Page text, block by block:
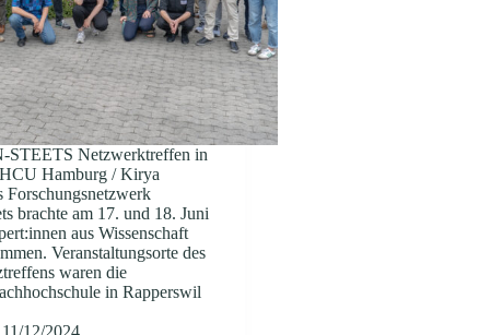
Netzwerktreffen in
Hamburg / Kirya
Forschungsnetzwerk
brachte am 17. und 18. Juni
aus Wissenschaft
Veranstaltungsorte des
waren die
in Rapperswil